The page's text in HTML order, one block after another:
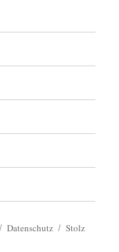
Datenschutz
Stolz